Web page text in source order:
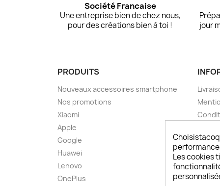
Société Francaise
Une entreprise bien de chez nous,
pour des créations bien à toi !
jour
PRODUITS
Nouveaux accessoires smartphone
Nos promotions
Xiaomi
Apple
Google
Huawei
Lenovo
OnePlus
FAQ
Les cookies